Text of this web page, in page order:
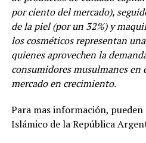
por ciento del mercado),
de la piel (por un 32%) y
los cosméticos representan
quienes aprovechen la
consumidores musulmanes en
mercado en crecimiento.
Para mas información,
Islámico de la República